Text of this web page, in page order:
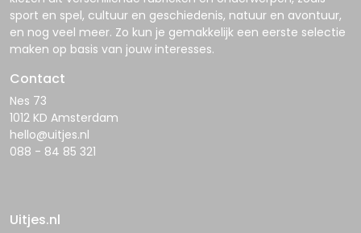
sport en spel, cultuur en geschiedenis, natuur en avontuur,
en nog veel meer. Zo kun je gemakkelijk een eerste selectie
maken op basis van jouw interesses.
Contact
Nes 73
1012 KD Amsterdam
hello@uitjes.nl
088 - 84 85 321
Uitjes.nl